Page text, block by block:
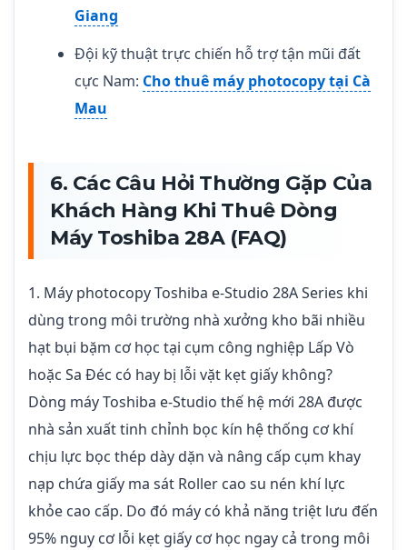
Giang
Đội kỹ thuật trực chiến hỗ trợ tận mũi đất
cực Nam: Cho thuê máy photocopy tại Cà
Mau
6. Các Câu Hỏi Thường Gặp Của
Khách Hàng Khi Thuê Dòng
Máy Toshiba 28A (FAQ)
1. Máy photocopy Toshiba e-Studio 28A Series khi
dùng trong môi trường nhà xưởng kho bãi nhiều
hạt bụi bặm cơ học tại cụm công nghiệp Lấp Vò
hoặc Sa Đéc có hay bị lỗi vặt kẹt giấy không?
Dòng máy Toshiba e-Studio thế hệ mới 28A được
nhà sản xuất tinh chỉnh bọc kín hệ thống cơ khí
chịu lực bọc thép dày dặn và nâng cấp cụm khay
nạp chứa giấy ma sát Roller cao su nén khí lực
khỏe cao cấp. Do đó máy có khả năng triệt lưu đến
95% nguy cơ lỗi kẹt giấy cơ học ngay cả trong môi